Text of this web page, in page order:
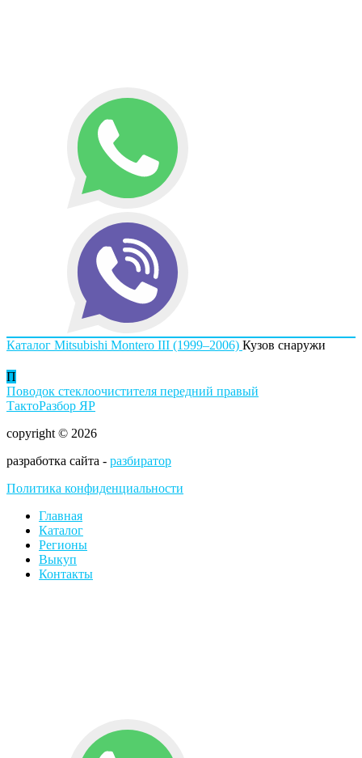
Каталог Mitsubishi Montero III (1999–2006) Кузов снаружи
П
Поводок стеклоочистителя передний правый
ТактоРазбор ЯР
copyright © 2026
разработка сайта - разбиратор
Политика конфиденциальности
Главная
Каталог
Регионы
Выкуп
Контакты